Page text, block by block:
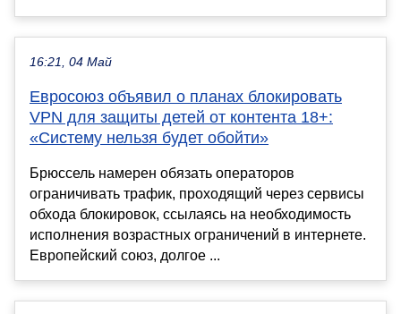
16:21, 04 Май
Евросоюз объявил о планах блокировать
VPN для защиты детей от контента 18+:
«Систему нельзя будет обойти»
Брюссель намерен обязать операторов
ограничивать трафик, проходящий через сервисы
обхода блокировок, ссылаясь на необходимость
исполнения возрастных ограничений в интернете.
Европейский союз, долгое ...